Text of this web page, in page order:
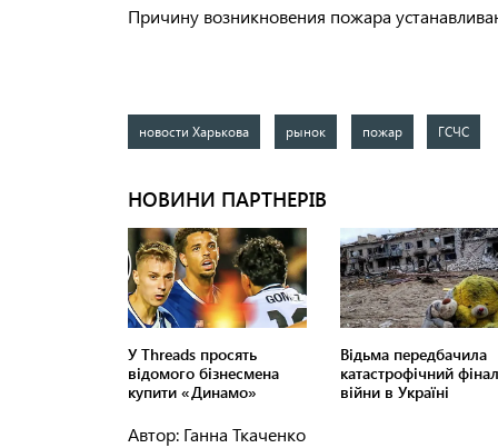
Причину возникновения пожара
новости Харькова рынок пожар ГСЧС
Автор: Ганна Ткаченко